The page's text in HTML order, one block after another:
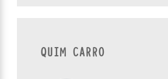
QUIM CARRO